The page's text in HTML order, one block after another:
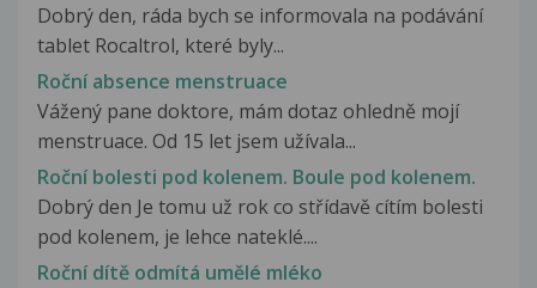
Dobrý den, ráda bych se informovala na podávání
tablet Rocaltrol, které byly...
Roční absence menstruace
Vážený pane doktore, mám dotaz ohledně mojí
menstruace. Od 15 let jsem užívala...
Roční bolesti pod kolenem. Boule pod kolenem.
Dobrý den Je tomu už rok co střídavě cítím bolesti
pod kolenem, je lehce nateklé....
Roční dítě odmítá umělé mléko